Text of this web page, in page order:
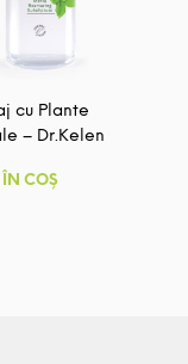
cu Plante
– Dr.Kelen
COȘ